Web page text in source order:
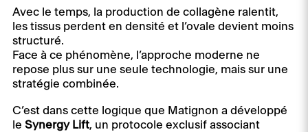
Avec le temps, la production de collagène ralentit,
les tissus perdent en densité et l’ovale devient moins
structuré.
Face à ce phénomène, l’approche moderne ne
repose plus sur une seule technologie, mais sur une
stratégie combinée.
C’est dans cette logique que Matignon a développé
le Synergy Lift, un protocole exclusif associant